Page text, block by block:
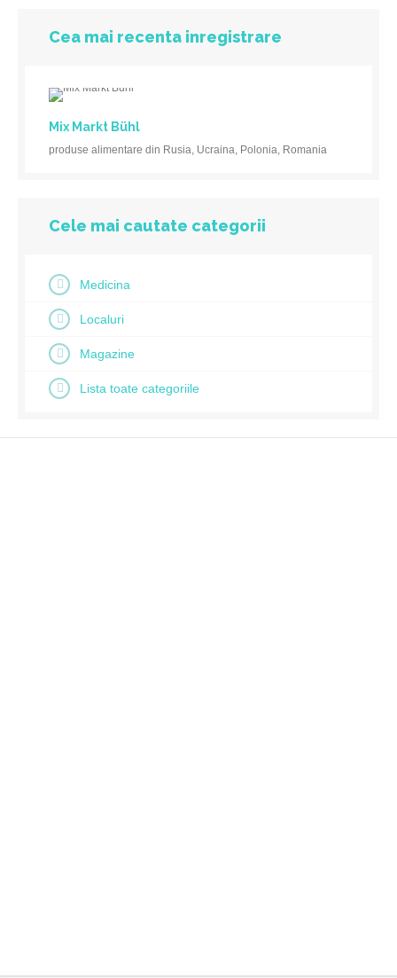
Cea mai recenta inregistrare
Mix Markt Bühl
produse alimentare din Rusia, Ucraina, Polonia, Romania
Cele mai cautate categorii
Medicina
Localuri
Magazine
Lista toate categoriile